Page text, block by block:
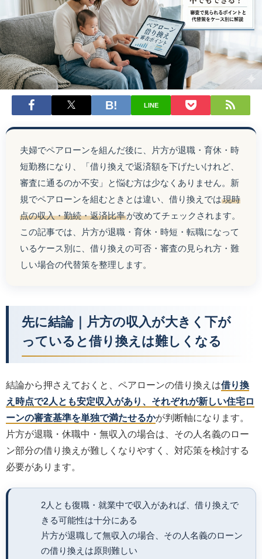
LINE
夫婦でペアローンを組んだ後に、片方が退職・育休・時
短勤務になり、「借り換えで返済額を下げたいけれど、
審査に通るのか不安」と悩む方は少なくありません。新
規でペアローンを組むときとは違い、借り換えでは 現時
点の収入・勤続・返済比率 が改めてチェックされます。
この記事では、片方が退職・育休・時短・転職になって
いるケース別に、借り換えの可否・審査の見られ方・難
しい場合の代替策を整理します。
先に結論｜片方の収入が大きく下が
っていると借り換えは難しくなる
結論から押さえておくと、ペアローンの借り換えは借り換
え時点で2人とも安定収入があり、それぞれが新しい住宅ロ
ーンの審査基準を単独で満たせるかが判断軸になります。
片方が退職・休職中・無収入の場合は、その人名義のロー
ン部分の借り換えが難しくなりやすく、対応策を検討する
必要があります。
2人とも復職・就業中で収入があれば、借り換えで
きる可能性は十分にある
片方が退職して無収入の場合、その人名義のローン
の借り換えは原則難しい